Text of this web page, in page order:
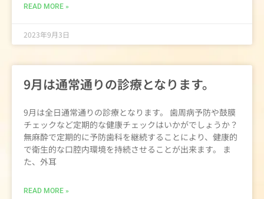
READ MORE »
2023年9月3日
9月は通常通りの診療となります。
9月は全日通常通りの診療となります。 歯周病予防や鼓膜
チェックなど定期的な健康チェックはいかがでしょうか？
無麻酔で定期的に予防歯科を継続することにより、健康的
で衛生的な口腔内環境を持続させることが出来ます。 ま
た、外耳
READ MORE »